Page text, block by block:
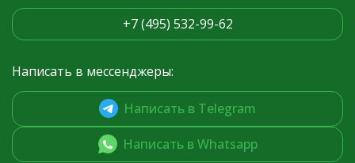
+7 (495) 532-99-62
Написать в мессенджеры:
Написать в Telegram
Написать в Whatsapp